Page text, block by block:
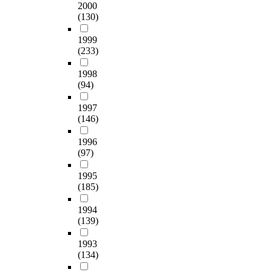
2000
(130)
1999
(233)
1998
(94)
1997
(146)
1996
(97)
1995
(185)
1994
(139)
1993
(134)